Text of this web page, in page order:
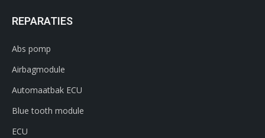
REPARATIES
Abs pomp
Airbagmodule
Automaatbak ECU
Blue tooth module
ECU